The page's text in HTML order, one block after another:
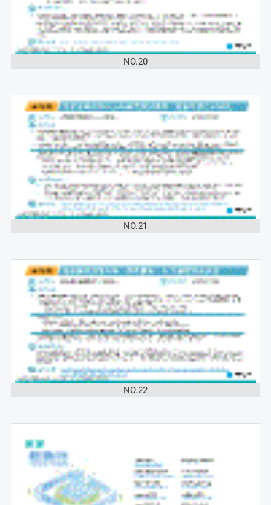
NO.20
NO.21
NO.22